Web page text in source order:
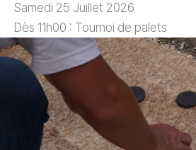
Samedi 25 Juillet 2026
Dès 11h00 : Tournoi de palets